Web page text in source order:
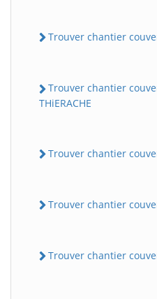
Trouver chantier
Trouver chantier
THiERACHE
Trouver chantier
Trouver chantier
Trouver chantier